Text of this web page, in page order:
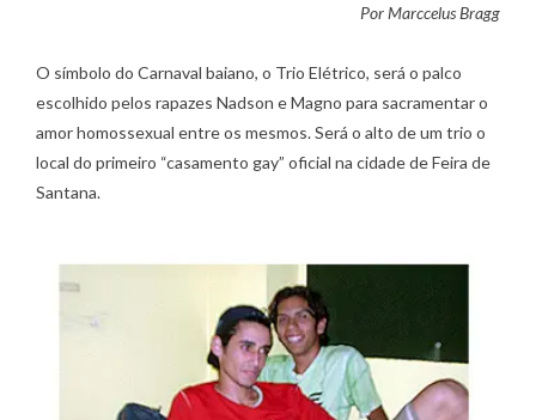
Por Marccelus Bragg
O símbolo do Carnaval baiano, o Trio Elétrico, será o palco
escolhido pelos rapazes Nadson e Magno para sacramentar o
amor homossexual entre os mesmos. Será o alto de um trio o
local do primeiro “casamento gay” oficial na cidade de Feira de
Santana.